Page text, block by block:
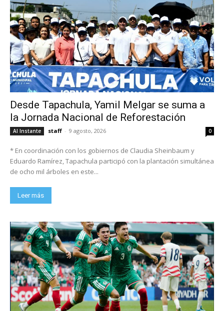
Desde Tapachula, Yamil Melgar se suma a
la Jornada Nacional de Reforestación
Al Instante staff - 9 agosto, 2026 0
* En coordinación con los gobiernos de Claudia Sheinbaum y
Eduardo Ramírez, Tapachula participó con la plantación simultánea
de ocho mil árboles en este...
Leer más